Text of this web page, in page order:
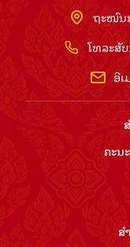
ຖະໜົນ
ໂທລະສັ
ອີເ
ຄະນ
ສ